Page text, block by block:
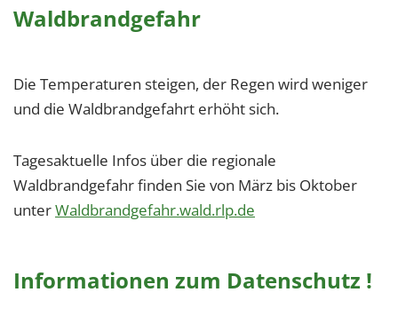
Waldbrandgefahr
Die Temperaturen steigen, der Regen wird weniger
und die Waldbrandgefahrt erhöht sich.
Tagesaktuelle Infos über die regionale
Waldbrandgefahr finden Sie von März bis Oktober
unterWaldbrandgefahr.wald.rlp.de
Informationen zum Datenschutz !